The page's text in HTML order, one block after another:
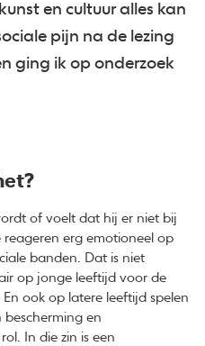
en cultuur alles kan
pijn na de lezing
ging ik op onderzoek
of voelt dat hij er niet bij
reageren erg emotioneel op
banden. Dat is niet
op jonge leeftijd voor de
ook op latere leeftijd spelen
en
In die zin is een